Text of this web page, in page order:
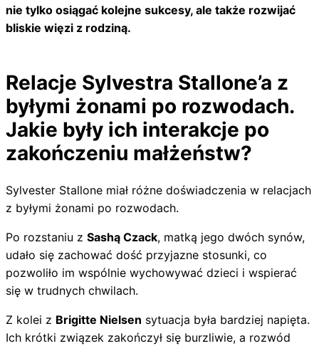
nie tylko osiągać kolejne sukcesy, ale także rozwijać
bliskie więzi z rodziną.
Relacje Sylvestra Stallone’a z
byłymi żonami po rozwodach.
Jakie były ich interakcje po
zakończeniu małżeństw?
Sylvester Stallone miał różne doświadczenia w relacjach
z byłymi żonami po rozwodach.
Po rozstaniu z Sashą Czack, matką jego dwóch synów,
udało się zachować dość przyjazne stosunki, co
pozwoliło im wspólnie wychowywać dzieci i wspierać
się w trudnych chwilach.
Z kolei z Brigitte Nielsen sytuacja była bardziej napięta.
Ich krótki związek zakończył się burzliwie, a rozwód